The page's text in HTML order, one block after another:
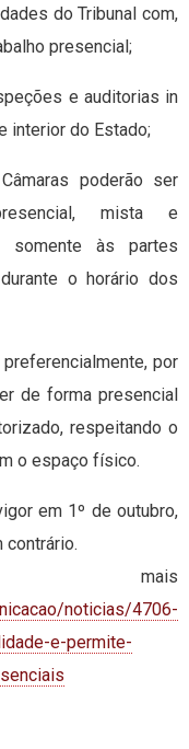
do Tribunal com,
presencial;
e auditorias in
interior do Estado;
poderão ser
mista e
somente às partes
o horário dos
por
de forma presencial
respeitando o
o espaço físico.
em 1º de outubro,
noticias/4706-
e-permite-